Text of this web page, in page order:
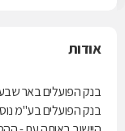
אודות
בנק הפועלים באר